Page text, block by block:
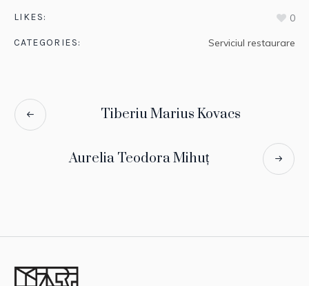
LIKES: 0
CATEGORIES: Serviciul restaurare
Tiberiu Marius Kovacs
Aurelia Teodora Mihuț